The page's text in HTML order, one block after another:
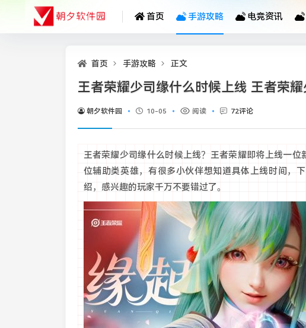
首页 手游攻略 电竞资讯
首页 手游攻略 正文
王者荣耀少司缘什么时候上线 王者荣
朝夕软件园 10-05 阅读 72评论
王者荣耀少司缘什么时候上线？王者荣耀即将上线一
位辅助类英雄，有很多小伙伴想知道具体上线时间，
绍，感兴趣的玩家千万不要错过了。